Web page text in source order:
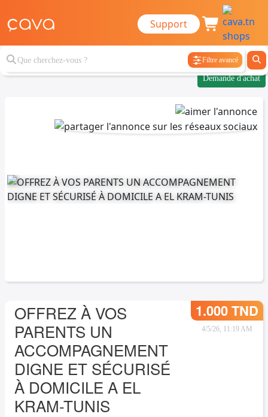
Support
Filtre avancé
Demande d'achat
OFFREZ À VOS
PARENTS UN
ACCOMPAGNEMENT
DIGNE ET SÉCURISÉ
À DOMICILE A EL
KRAM-TUNIS
1.000 TND
4/5/26, 11:19 AM